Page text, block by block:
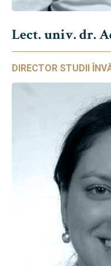
Lect. univ. dr.
DIRECTOR STUDII